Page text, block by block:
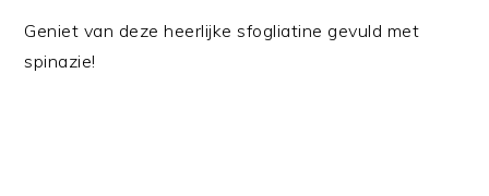
Geniet van deze heerlijke sfogliatine gevuld met
spinazie!